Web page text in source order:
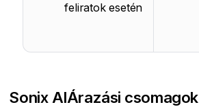
feliratok esetén
Sonix AIÁrazási csomagok